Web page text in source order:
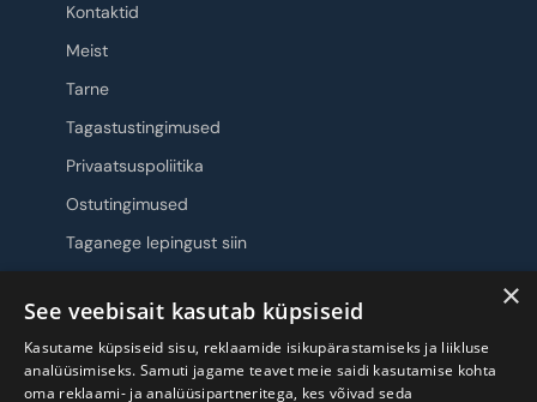
Kontaktid
Meist
Tarne
Tagastustingimused
Privaatsuspoliitika
Ostutingimused
Taganege lepingust siin
Jälgi meid ×
See veebisait kasutab küpsiseid
Kasutame küpsiseid sisu, reklaamide isikupärastamiseks ja liikluse
analüüsimiseks. Samuti jagame teavet meie saidi kasutamise kohta
oma reklaami- ja analüüsipartneritega, kes võivad seda